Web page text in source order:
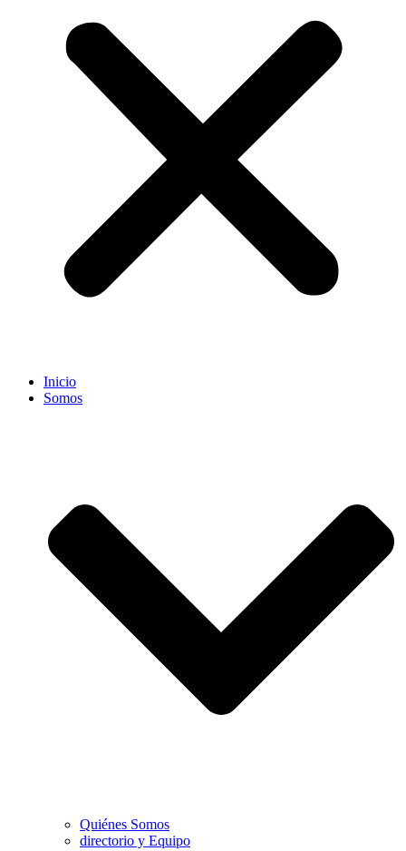
Inicio
Somos
Quiénes Somos
directorio y Equipo